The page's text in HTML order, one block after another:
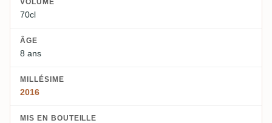
VOLUME
70cl
ÂGE
8 ans
MILLÉSIME
2016
MIS EN BOUTEILLE